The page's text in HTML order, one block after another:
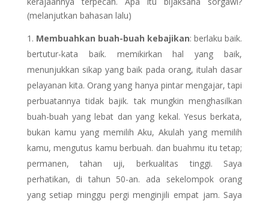
(melanjutkan bahasan lalu)
Membuahkan buah-buah kebajikan: berlaku baik.
bertutur-kata baik. memikirkan hal yang baik,
menunjukkan sikap yang baik pada orang, itulah dasar
pelayanan kita. Orang yang hanya pintar mengajar, tapi
perbuatannya tidak bajik. tak mungkin menghasilkan
buah-buah yang lebat dan yang kekal. Yesus berkata,
bukan kamu yang memilih Aku, Akulah yang memilih
kamu, mengutus kamu berbuah. dan buahmu itu tetap;
permanen, tahan uji, berkualitas tinggi. Saya
perhatikan, di tahun 50-an. ada sekelompok orang
yang setiap minggu pergi menginjili empat jam. Saya